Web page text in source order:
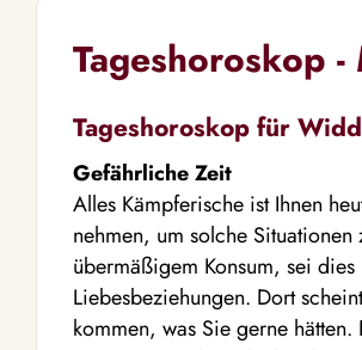
Tageshoroskop
Tageshoroskop für
Gefährliche Zeit
Alles Kämpferische ist Ihnen
nehmen, um solche
übermäßigem Konsum, sei
Liebesbeziehungen. Dort
kommen, was Sie gerne